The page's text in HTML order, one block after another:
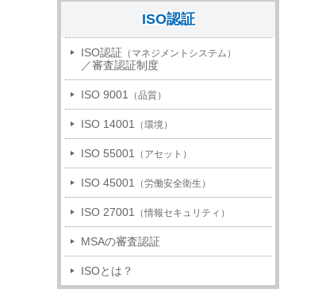
ISO認証
ISO認証 （マネジメントシステム）
／審査認証制度
ISO 9001 （品質）
ISO 14001 （環境）
ISO 55001 （アセット）
ISO 45001 （労働安全衛生）
ISO 27001 （情報セキュリティ）
MSAの審査認証
ISOとは？